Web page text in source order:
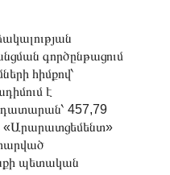
գործընթացում
հիմքով՝
է
457,79
պետական